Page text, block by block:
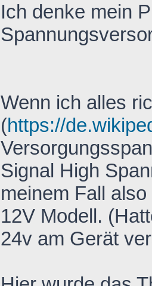
Ich denke mein
Wenn ich alles
(https://
Signal High
meinem Fall
12V Modell.
24v am Gerät